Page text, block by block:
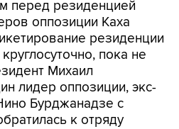
резиденции
пока не
Михаил
лидер оппозиции, экс-
Бурджанадзе с
к отряду
за железной
ни в коем случае